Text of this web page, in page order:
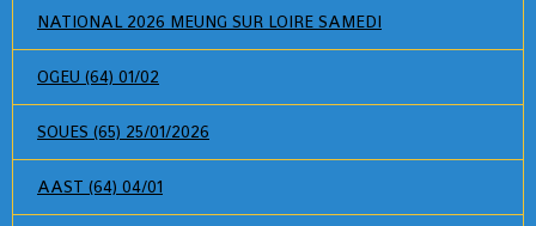
NATIONAL 2026 MEUNG SUR LOIRE SAMEDI
OGEU (64) 01/02
SOUES (65) 25/01/2026
AAST (64) 04/01